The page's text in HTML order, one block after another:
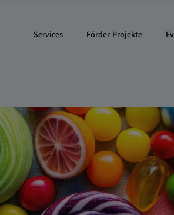
Services Förder-Projekte